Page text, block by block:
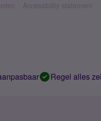
Accessibility statement
Regel alles